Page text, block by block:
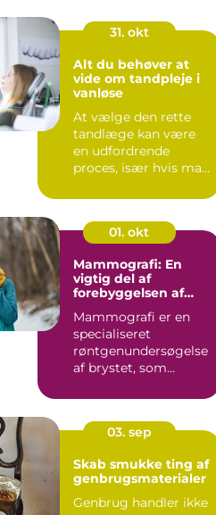
31. okt
Alt du behøver at
vide om tandpleje i
vanløse
At vælge den rette
tandlæge kan være
en udfordrende
proces, især hvis man
01. okt
Mammografi: En
vigtig del af
forebyggelsen af
Mammografi er en
specialiseret
røntgenundersøgelse
af brystet, som
03. sep
Skab smukke ting af
genbrugsmaterialer
Genbrug handler ikke